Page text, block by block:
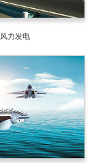
风力发电